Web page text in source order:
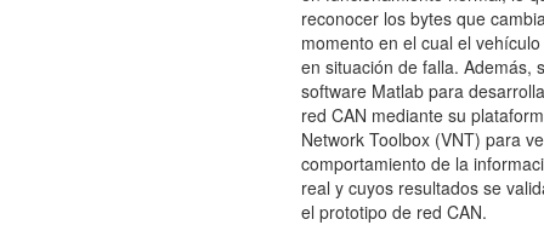
reconocer los bytes que
momento en el cual el
en situación de falla. Además,
software Matlab para
red CAN mediante su
Network Toolbox (VNT) para
comportamiento de la
real y cuyos resultados se
el prototipo de red CAN.